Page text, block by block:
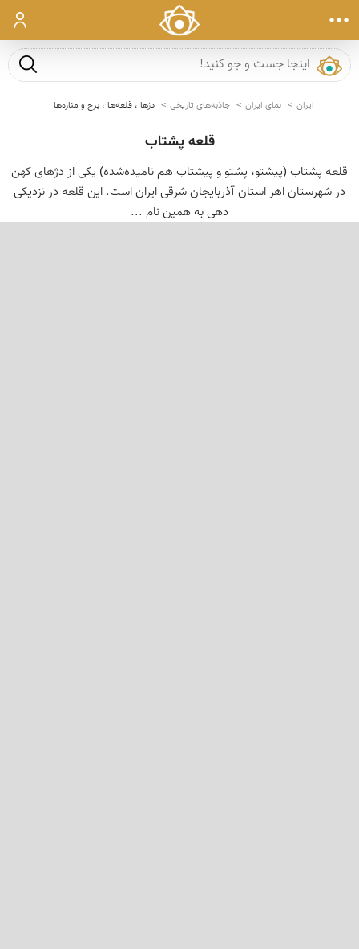
ورود
جست و
ایران نمای ایران جاذبه‌های تاریخی دژها ، قلعه‌ها ، برج و مناره‌ها
قلعه پشتاب
قلعه پشتاب (پیشتو، پشتو و پیشتاب هم نامیده‌شده) یکی از دژهای کهن
در شهرستان اهر استان آذربایجان شرقی ایران است. این قلعه در نزدیکی
دهی به همین نام ...